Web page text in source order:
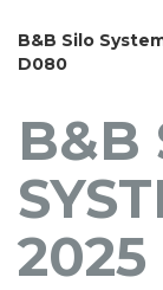
B&B Silo
D080
B&B
2025